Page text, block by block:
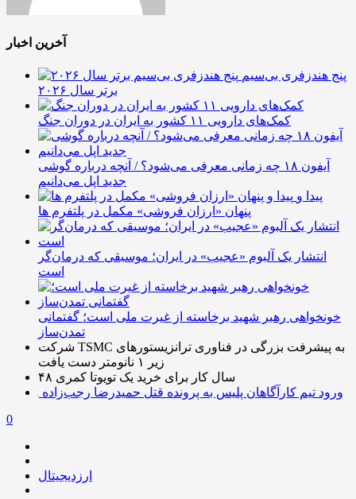
آخرین اخبار
پنج هندزفری بی‌سیم
برتر سال ۲۰۲۶
کمک‌های دارویی ۱۱ کشور به ایران در دوران جنگ
آیفون ۱۸ چه زمانی معرفی می‌شود؟ / آنچه درباره گوشی
جدید اپل می‌دانیم
پیدا و
پنهان «ارزان فروشی» مکمل در پلتفرم ها
انتشار یک آلبوم «عجیب» در ایران؛ موسیقی که درمان‌گر
است
خونخواهی رهبر شهید برخاسته از غیرت ملی است؛ گفتمانی
تمدن‌ساز
شرکت TSMC به پیشرفت بزرگی در فناوری ترانزیستورهای
زیر ۱ نانومتر دست یافت
۴۸ سال کار برای خرید یک تویوتا کمری
ورود تیم کارآگاهان پلیس به پرونده قتل حمیدرضا رجب‌زاده
0
ارزدیجیتال